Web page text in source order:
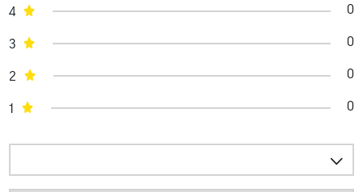
4 0
3 0
2 0
1 0